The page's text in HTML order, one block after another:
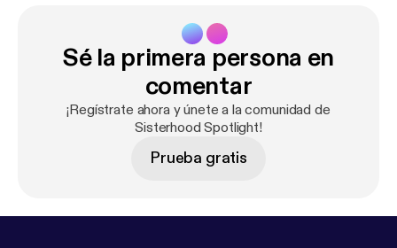
Sé la primera persona en
comentar
¡Regístrate ahora y únete a la comunidad de
Sisterhood Spotlight!
Prueba gratis